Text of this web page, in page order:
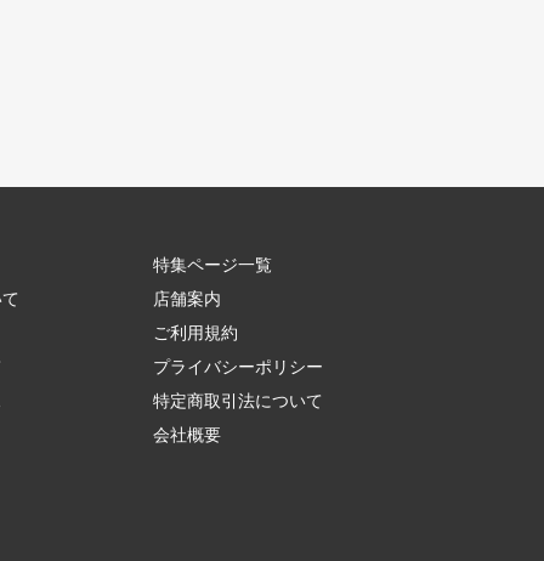
特集ページ一覧
店舗案内
ご利用規約
プライバシーポリシー
特定商取引法について
会社概要